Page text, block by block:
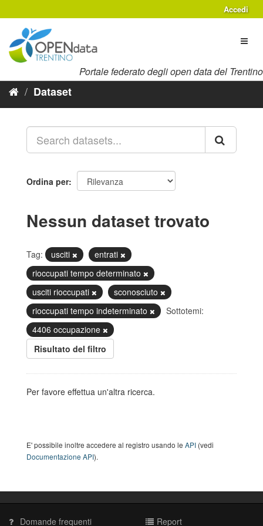
al
contenuto
Accedi
Portale federato degli open data del Trentino
Dataset
Ordina per
Nessun dataset trovato
Tag: usciti
entrati
rioccupati tempo determinato
usciti rioccupati
sconosciuto
rioccupati tempo indeterminato
Sottotemi:
4406 occupazione
Risultato del filtro
Per favore effettua un'altra ricerca.
E' possibile inoltre accedere al registro usando le API (vedi
Documentazione API).
Domande frequenti Report